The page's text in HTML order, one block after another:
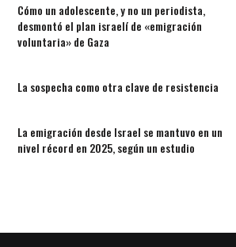
Cómo un adolescente, y no un periodista,
desmontó el plan israelí de «emigración
voluntaria» de Gaza
La sospecha como otra clave de resistencia
La emigración desde Israel se mantuvo en un
nivel récord en 2025, según un estudio